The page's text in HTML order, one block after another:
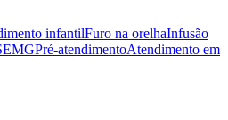
infantilFuro na orelhaInfusão
Pré-atendimentoAtendimento em